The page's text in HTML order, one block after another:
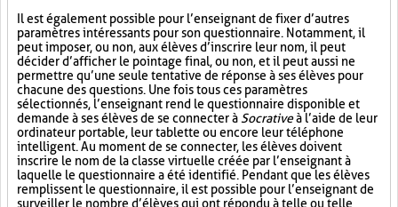
Il est également possible pour l’enseignant de fixer d’autres
paramètres intéressants pour son questionnaire. Notamment, il
peut imposer, ou non, aux élèves d’inscrire leur nom, il peut
décider d’afficher le pointage final, ou non, et il peut aussi ne
permettre qu’une seule tentative de réponse à ses élèves pour
chacune des questions. Une fois tous ces paramètres
sélectionnés, l’enseignant rend le questionnaire disponible et
demande à ses élèves de se connecter à Socrativeà l’aide de leur
ordinateur portable, leur tablette ou encore leur téléphone
intelligent. Au moment de se connecter, les élèves doivent
inscrire le nom de la classe virtuelle créée par l’enseignant à
laquelle le questionnaire a été identifié. Pendant que les élèves
remplissent le questionnaire, il est possible pour l’enseignant de
surveiller le nombre d’élèves qui ont répondu à telle ou telle